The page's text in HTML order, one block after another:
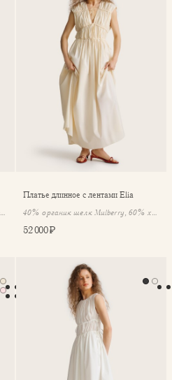
100% органический шифоновый шелк
Платье длинное с лентами Elia
40% органик шелк Mulberry, 60% хлопок
52 000 ₽
Платье-мини со сборкой